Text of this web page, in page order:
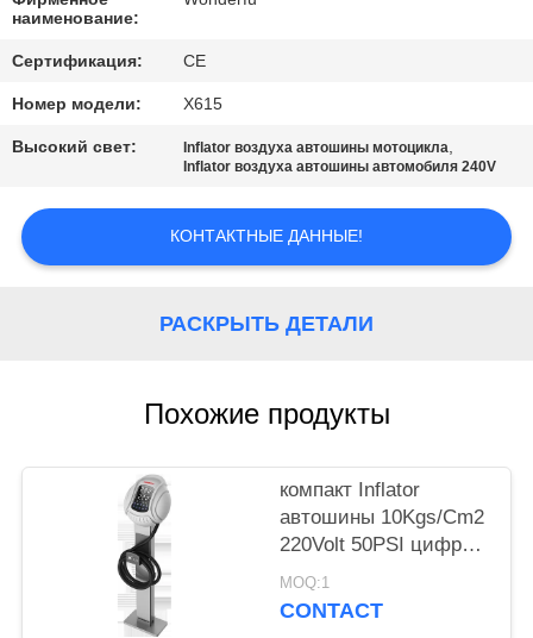
ЦИТАТУ
КАРТА
САЙТА
PRIVACY
POLICY
наименование:
Сертификация: CE
Номер модели: X615
Высокий свет: Inflator воздуха автошины мотоцикла,
Inflator воздуха автошины автомобиля 240V
КОНТАКТНЫЕ ДАННЫЕ!
РАСКРЫТЬ ДЕТАЛИ
Похожие продукты
компакт Inflator
автошины 10Kgs/Cm2
220Volt 50PSI цифров
облегченный
MOQ:1
CONTACT